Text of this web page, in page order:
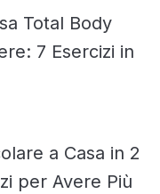
Total Body
7 Esercizi in
a Casa in 2
per Avere Più